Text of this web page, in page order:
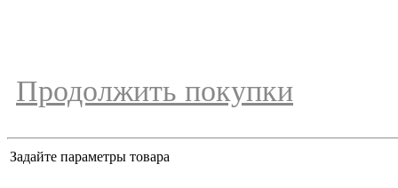
Продолжить покупки
Задайте параметры товара